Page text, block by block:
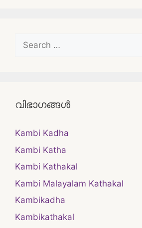
Search
for:
വിഭാഗങ്ങൾ
Kambi Kadha
Kambi Katha
Kambi Kathakal
Kambi Malayalam Kathakal
Kambikadha
Kambikathakal